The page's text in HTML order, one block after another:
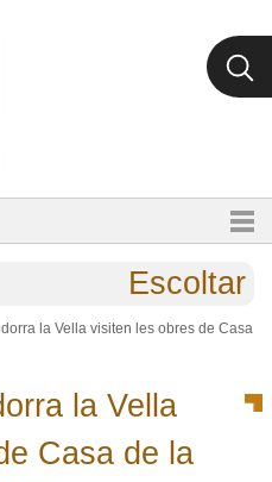
Escoltar
la Vella visiten les obres de Casa
la Vella
Casa de la